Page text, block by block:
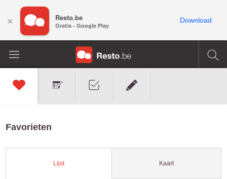
Favorieten
Lijst Kaart
× Resto.be
Gratis - Google Play
Download